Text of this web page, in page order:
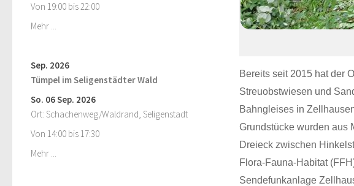
Bereits seit 2015 hat der
Streuobstwiesen und
Bahngleises in
Grundstücke wurden aus
Dreieck zwischen
Flora-Fauna-Habitat
Sendefunkanlage
Von 19:00 bis 22:00
Mehr ...
Sep. 2026
Tümpel im Seligenstädter Wald
So. 06 Sep. 2026
Ort: Schachenweg/Waldrand, Seligenstadt
Von 14:00 bis 17:30
Mehr ...